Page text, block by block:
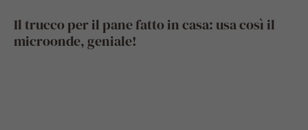
Il trucco per il pane fatto in casa: usa così il
microonde, geniale!